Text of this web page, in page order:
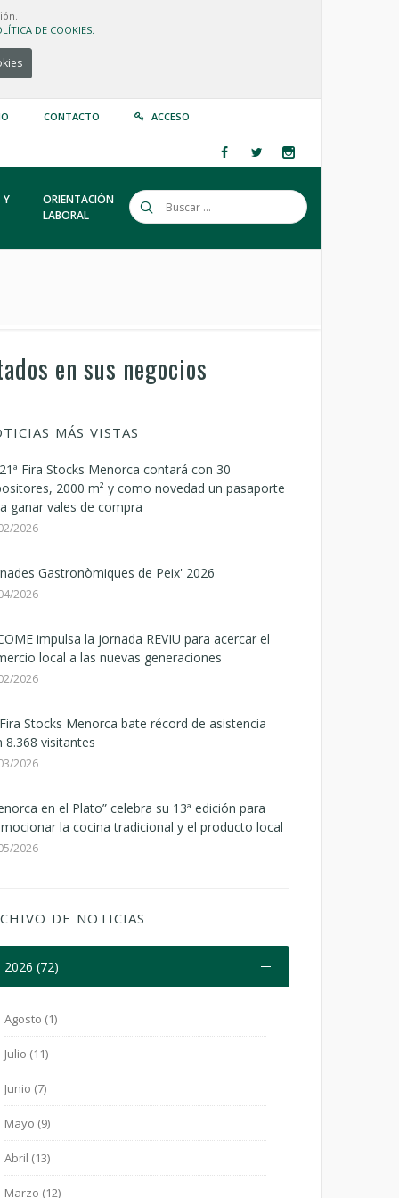
DE COOKIES.
CONTACTO ACCESO
Y
ORIENTACIÓN
LABORAL
en sus negocios
MÁS VISTAS
Fira Stocks Menorca contará con 30
2000 m² y como novedad un pasaporte
ganar vales de compra
2026
Gastronòmiques de Peix' 2026
2026
impulsa la jornada REVIU para acercar el
local a las nuevas generaciones
2026
Stocks Menorca bate récord de asistencia
8.368 visitantes
2026
en el Plato” celebra su 13ª edición para
la cocina tradicional y el producto local
2026
DE NOTICIAS
2026 (72)
Agosto (1)
Julio (11)
Junio (7)
Mayo (9)
Abril (13)
Marzo (12)